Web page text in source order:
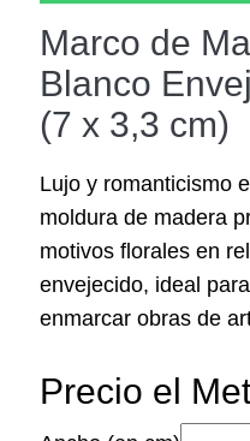
Marco de
Blanco
(7 x 3,3 cm)
Lujo y romanticismo
moldura de madera
motivos florales en
envejecido, ideal
enmarcar obras de
Precio el